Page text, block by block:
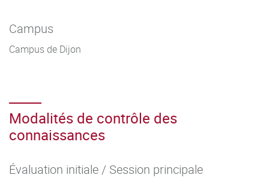
Campus
Campus de Dijon
Modalités de contrôle des
connaissances
Évaluation initiale / Session principale